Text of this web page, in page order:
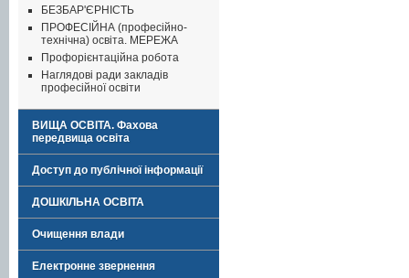
БЕЗБАР'ЄРНІСТЬ
ПРОФЕСІЙНА (професійно-
технічна) освіта. МЕРЕЖА
Профорієнтаційна робота
Наглядові ради закладів
професійної освіти
ВИЩА ОСВІТА. Фахова
передвища освіта
Доступ до публічної інформації
ДОШКІЛЬНА ОСВІТА
Очищення влади
Електронне звернення